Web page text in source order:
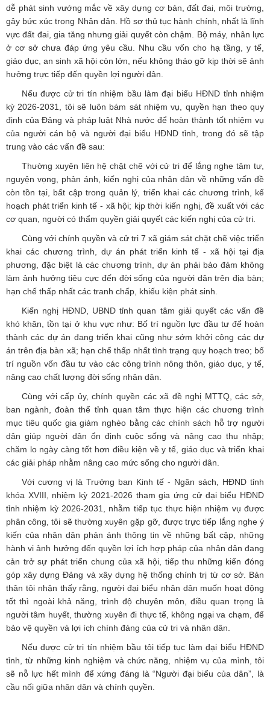
dễ phát sinh vướng mắc về xây dựng cơ bản, đất đai, môi trường,
gây bức xúc trong Nhân dân. Hồ sơ thủ tục hành chính, nhất là lĩnh
vực đất đai, gia tăng nhưng giải quyết còn chậm. Bộ máy, nhân lực
ở cơ sở chưa đáp ứng yêu cầu. Nhu cầu vốn cho hạ tầng, y tế,
giáo dục, an sinh xã hội còn lớn, nếu không tháo gỡ kịp thời sẽ ảnh
hưởng trực tiếp đến quyền lợi người dân.
Nếu được cử tri tín nhiệm bầu làm đại biểu HĐND tỉnh nhiệm
kỳ 2026-2031, tôi sẽ luôn bám sát nhiệm vụ, quyền hạn theo quy
định của Đảng và pháp luật Nhà nước để hoàn thành tốt nhiệm vụ
của người cán bộ và người đại biểu HĐND tỉnh, trong đó sẽ tập
trung vào các vấn đề sau:
Thường xuyên liên hệ chặt chẽ với cử tri để lắng nghe tâm tư,
nguyện vọng, phản ánh, kiến nghị của nhân dân về những vấn đề
còn tồn tại, bất cập trong quản lý, triển khai các chương trình, kế
hoạch phát triển kinh tế - xã hội; kịp thời kiến nghị, đề xuất với các
cơ quan, người có thẩm quyền giải quyết các kiến nghị của cử tri.
Cùng với chính quyền và cử tri 7 xã giám sát chặt chẽ việc triển
khai các chương trình, dự án phát triển kinh tế - xã hội tại địa
phương, đặc biệt là các chương trình, dự án phải bảo đảm không
làm ảnh hưởng tiêu cực đến đời sống của người dân trên địa bàn;
hạn chế thấp nhất các tranh chấp, khiếu kiện phát sinh.
Kiến nghị HĐND, UBND tỉnh quan tâm giải quyết các vấn đề
khó khăn, tồn tại ở khu vực như: Bố trí nguồn lực đầu tư để hoàn
thành các dự án đang triển khai cũng như sớm khởi công các dự
án trên địa bàn xã; hạn chế thấp nhất tình trạng quy hoạch treo; bố
trí nguồn vốn đầu tư vào các công trình nông thôn, giáo dục, y tế,
nâng cao chất lượng đời sống nhân dân.
Cùng với cấp ủy, chính quyền các xã đề nghị MTTQ, các sở,
ban ngành, đoàn thể tỉnh quan tâm thực hiện các chương trình
mục tiêu quốc gia giảm nghèo bằng các chính sách hỗ trợ người
dân giúp người dân ổn định cuộc sống và nâng cao thu nhập;
chăm lo ngày càng tốt hơn điều kiện về y tế, giáo dục và triển khai
các giải pháp nhằm nâng cao mức sống cho người dân.
Với cương vị là Trưởng ban Kinh tế - Ngân sách, HĐND tỉnh
khóa XVIII, nhiệm kỳ 2021-2026 tham gia ứng cử đại biểu HĐND
tỉnh nhiệm kỳ 2026-2031, nhằm tiếp tục thực hiện nhiệm vụ được
phân công, tôi sẽ thường xuyên gặp gỡ, được trực tiếp lắng nghe ý
kiến của nhân dân phản ánh thông tin về những bất cập, những
hành vi ảnh hưởng đến quyền lợi ích hợp pháp của nhân dân đang
cản trở sự phát triển chung của xã hội, tiếp thu những kiến đóng
góp xây dựng Đảng và xây dựng hệ thống chính trị từ cơ sở. Bản
thân tôi nhận thấy rằng, người đại biểu nhân dân muốn hoạt động
tốt thì ngoài khả năng, trình độ chuyên môn, điều quan trọng là
người tâm huyết, thường xuyên đi thực tế, không ngại va chạm, để
bảo vệ quyền và lợi ích chính đáng của cử tri và nhân dân.
Nếu được cử tri tín nhiệm bầu tôi tiếp tục làm đại biểu HĐND
tỉnh, từ những kinh nghiệm và chức năng, nhiệm vụ của mình, tôi
sẽ nỗ lực hết mình để xứng đáng là “Người đại biểu của dân”, là
cầu nối giữa nhân dân và chính quyền.